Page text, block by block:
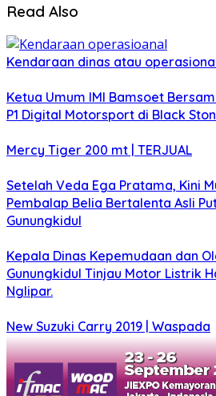
Read Also
Kendaraan dinas atau
Ketua Umum IMI Bamsoet
P1 Digital Motorsport di Black
Mercy Tiger 200 mt | TERJUAL
Setelah Veda Ega Pratama, Kini
Pembalap Belia Bertalenta Asli
Gunungkidul
Kepala Dinas Kepemudaan dan
Gunungkidul Tinjau Motor Listrik
Nglipar.
New Suzuki Carry 2019 | Waspada